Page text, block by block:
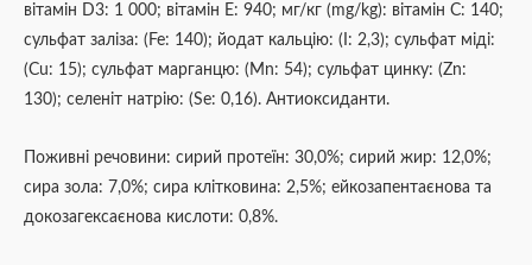
вітамін D3: 1 000; вітамін Е: 940; мг/кг (mg/kg): вітамін С: 140;
сульфат заліза: (Fe: 140); йодат кальцію: (I: 2,3); сульфат міді:
(Cu: 15); сульфат марганцю: (Mn: 54); сульфат цинку: (Zn:
130); селеніт натрію: (Se: 0,16). Антиоксиданти.
Поживні речовини: сирий протеїн: 30,0%; сирий жир: 12,0%;
cира зола: 7,0%; сира клітковина: 2,5%; ейкозапентаєнова та
докозагексаєнова кислоти: 0,8%.